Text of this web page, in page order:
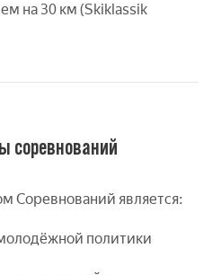
на 30 км (Skiklassik
соревнований
Соревнований является:
политики